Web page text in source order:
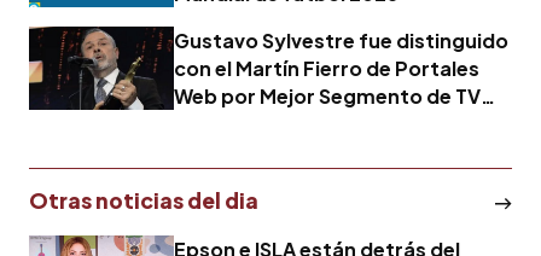
Gustavo Sylvestre fue distinguido
con el Martín Fierro de Portales
Web por Mejor Segmento de TV
Otras noticias del dia
Epson e ISLA están detrás del